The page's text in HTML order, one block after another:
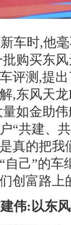
车时,他
购买东
评测,提
,东风天
如金助
“共建、
真的把我
自己”的
创富路上
伟:以东